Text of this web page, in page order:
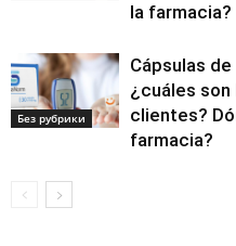
la farmacia?
Без рубрики
Cápsulas
¿cuáles
clientes?
farmacia?